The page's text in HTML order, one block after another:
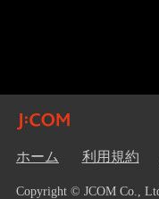
ホーム 利用規約
Copyright © JCOM Co.,